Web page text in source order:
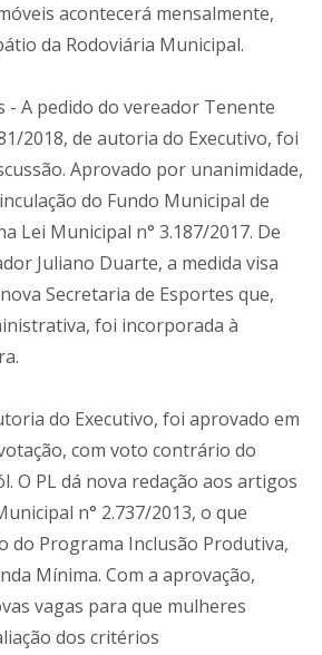
acontecerá mensalmente,
da Rodoviária Municipal.
- A pedido do vereador Tenente
2018, de autoria do Executivo, foi
Aprovado por unanimidade,
do Fundo Municipal de
Lei Municipal n° 3.187/2017. De
Juliano Duarte, a medida visa
Secretaria de Esportes que,
foi incorporada à
do Executivo, foi aprovado em
com voto contrário do
O PL dá nova redação aos artigos
n° 2.737/2013, o que
do Programa Inclusão Produtiva,
Mínima. Com a aprovação,
vagas para que mulheres
dos critérios